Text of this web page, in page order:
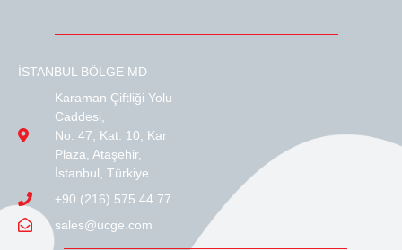
İSTANBUL BÖLGE MD
Karaman Çiftliği Yolu
Caddesi,
No: 47, Kat: 10, Kar
Plaza, Ataşehir,
İstanbul, Türkiye
+90 (216) 575 44 77
sales@ucge.com